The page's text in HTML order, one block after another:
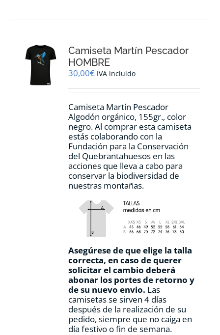
se
elegir
la
de
producto
Camiseta Martín Pescador
HOMBRE
30,00€ IVA incluido
Camiseta Martín Pescador
Algodón orgánico, 155gr., color
negro. Al comprar esta camiseta
estás colaborando con la
Fundación para la Conservación
del Quebrantahuesos en las
acciones que lleva a cabo para
conservar la biodiversidad de
nuestras montañas.
Asegúrese de que elige la talla
correcta, en caso de querer
solicitar el cambio deberá
abonar los portes de retorno y
de su nuevo envio. Las
camisetas se sirven 4 días
después de la realización de su
pedido, siempre que no caiga en
día festivo o fin de semana.